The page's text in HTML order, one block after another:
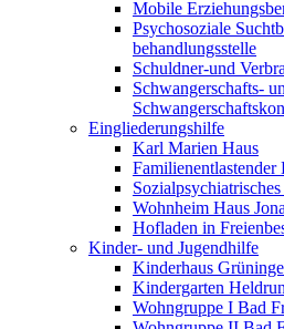
Mobile
Psychosoziale
behandlungsstelle
Schuldner-und
Schwangerschafts-
Eingliederungshilfe
Karl Marien Haus
Familienentlastender
Wohnheim Haus
Hofladen in
Kinder- und Jugendhilfe
Kinderhaus
Kindergarten
Wohngruppe I Bad